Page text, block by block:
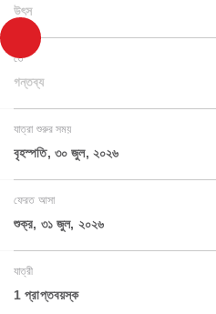
উৎস
তে
গন্তব্য
যাত্রা শুরুর সময়
বৃহস্পতি, ৩০ জুল, ২০২৬
ফেরত আসা
শুক্র, ৩১ জুল, ২০২৬
যাত্রী
1 প্রাপ্তবয়স্ক